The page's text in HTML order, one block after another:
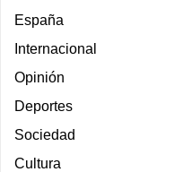
España
Internacional
Opinión
Deportes
Sociedad
Cultura